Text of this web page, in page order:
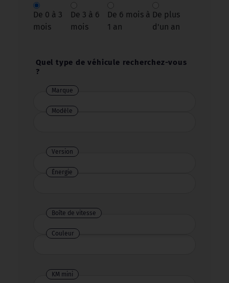
De 0 à 3
mois
De 3 à 6
mois
De 6 mois à
1 an
De plus
d'un an
Quel type de véhicule recherchez-vous
?
Marque
Marque
Modèle
Version
Énergie
Énergie
Boîte de vitesse
Boîte
Couleur
Couleur
KM mini